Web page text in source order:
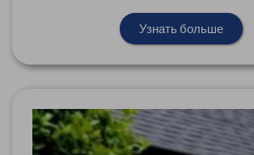
Узнать больше